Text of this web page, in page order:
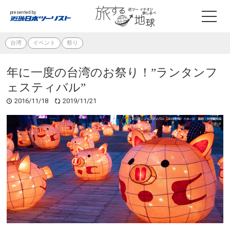
presented by
台湾 イベント 祭り
年に一度の台湾のお祭り！”ランタンフ
ェスティバル”
2016/11/18 2019/11/21